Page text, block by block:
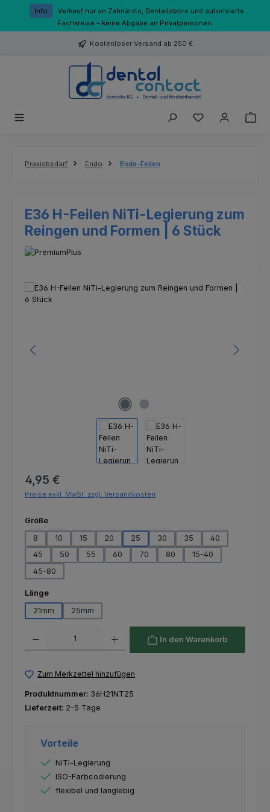
Zum Hauptinhalt springen
Info
Verkauf nur an Zahnärzte, Dentallabore und autorisierte
Fachkreise – keine Abgabe an Privatpersonen.
Kostenloser Versand ab 250 €
Du hast 0
Praxisbedarf Endo Endo-Feilen
E36 H-Feilen NiTi-Legierung zum
Reingen und Formen | 6 Stück
Bildergalerie überspringen
Regulärer Preis:
4,95 €
Preise exkl. MwSt. zzgl. Versandkosten
Größeauswählen
8
10 15 20 25 30 35
40
45
50 55 60 70 80
15-40
45-80
Längeauswählen
21mm
25mm
In den Warenkorb
Zum Merkzettel hinzufügen
Produktnummer: 36H21NT25
Lieferzeit: 2-5 Tage
Vorteile
NiTi-Legierung
ISO-Farbcodierung
flexibel und langlebig